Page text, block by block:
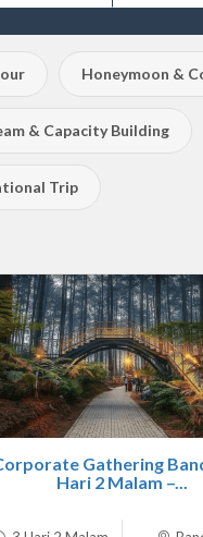
Honeymoon &
& Capacity Building
Trip
Gathering
Hari 2 Malam –...